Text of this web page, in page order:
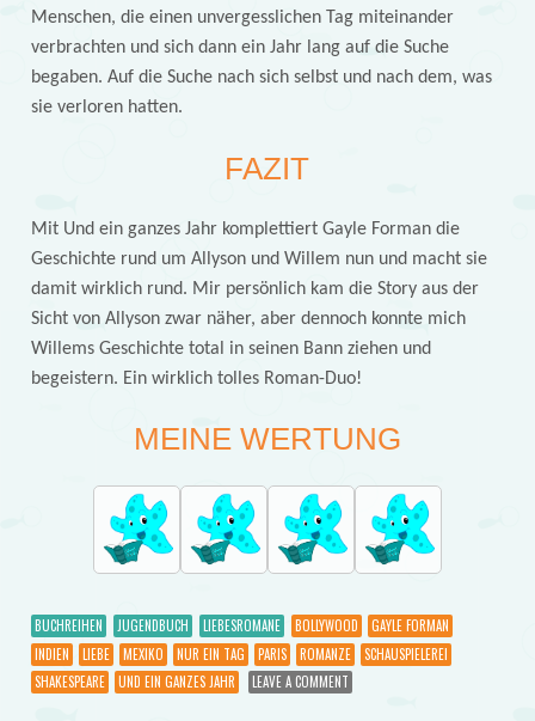
Menschen, die einen unvergesslichen Tag miteinander
verbrachten und sich dann ein Jahr lang auf die Suche
begaben. Auf die Suche nach sich selbst und nach dem, was
sie verloren hatten.
FAZIT
Mit Und ein ganzes Jahr komplettiert Gayle Forman die
Geschichte rund um Allyson und Willem nun und macht sie
damit wirklich rund. Mir persönlich kam die Story aus der
Sicht von Allyson zwar näher, aber dennoch konnte mich
Willems Geschichte total in seinen Bann ziehen und
begeistern. Ein wirklich tolles Roman-Duo!
MEINE WERTUNG
BUCHREIHEN JUGENDBUCH LIEBESROMANE BOLLYWOOD
GAYLE FORMAN
INDIEN
LIEBE MEXIKO NUR EIN TAG PARIS ROMANZE
SCHAUSPIELEREI
SHAKESPEARE
UND EIN GANZES JAHR LEAVE A COMMENT